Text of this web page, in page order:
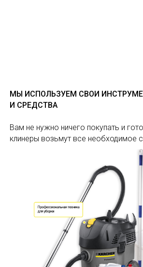
МЫ ИСПОЛЬЗУЕМ СВОИ
И СРЕДСТВА
Вам не нужно ничего покупать и
клинеры возьмут все необходимое